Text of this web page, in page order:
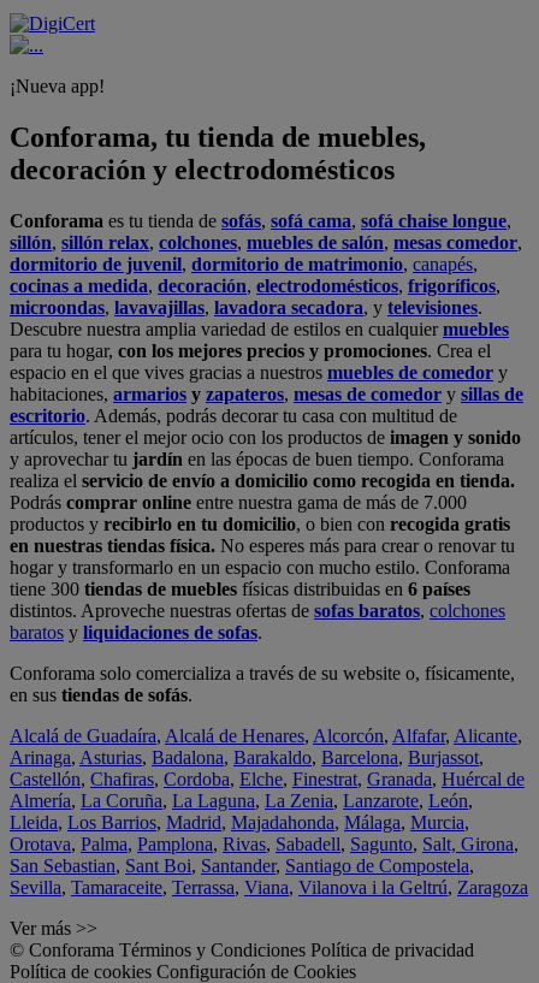
¡Nueva app!
Conforama, tu tienda de muebles,
decoración y electrodomésticos
Conforama es tu tienda de sofás, sofá cama, sofá chaise longue,
sillón, sillón relax, colchones, muebles de salón, mesas comedor,
dormitorio de juvenil, dormitorio de matrimonio, canapés,
cocinas a medida, decoración, electrodomésticos, frigoríficos,
microondas, lavavajillas, lavadora secadora, y televisiones.
Descubre nuestra amplia variedad de estilos en cualquiermuebles
para tu hogar, con los mejores precios y promociones. Crea el
espacio en el que vives gracias a nuestros muebles de comedor y
habitaciones, armarios y zapateros, mesas de comedor y sillas de
escritorio. Además, podrás decorar tu casa con multitud de
artículos, tener el mejor ocio con los productos de imagen y sonido
y aprovechar tu jardín en las épocas de buen tiempo. Conforama
realiza el servicio de envío a domicilio como recogida en tienda.
Podrás comprar online entre nuestra gama de más de 7.000
productos y recibirlo en tu domicilio, o bien con recogida gratis
en nuestras tiendas física. No esperes más para crear o renovar tu
hogar y transformarlo en un espacio con mucho estilo. Conforama
tiene 300 tiendas de muebles físicas distribuidas en 6 países
distintos. Aproveche nuestras ofertas de sofas baratos, colchones
baratos y liquidaciones de sofas.
Conforama solo comercializa a través de su website o, físicamente,
en sus tiendas de sofás.
Alcalá de Guadaíra, Alcalá de Henares, Alcorcón, Alfafar, Alicante,
Arinaga, Asturias, Badalona, Barakaldo, Barcelona, Burjassot,
Castellón, Chafiras, Cordoba, Elche, Finestrat, Granada, Huércal de
Almería, La Coruña, La Laguna, La Zenia, Lanzarote, León,
Lleida, Los Barrios, Madrid, Majadahonda, Málaga, Murcia,
Orotava, Palma, Pamplona, Rivas, Sabadell, Sagunto, Salt, Girona,
San Sebastian, Sant Boi, Santander, Santiago de Compostela,
Sevilla, Tamaraceite, Terrassa, Viana, Vilanova i la Geltrú, Zaragoza
Ver más >>
© Conforama Términos y Condiciones Política de privacidad
Política de cookies Configuración de Cookies